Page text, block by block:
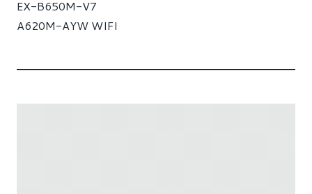
EX-B650M-V7
A620M-AYW WIFI